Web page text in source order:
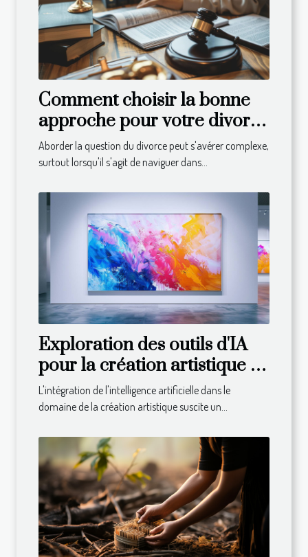
Comment choisir la bonne
approche pour votre divorce
en droit suisse
Aborder la question du divorce peut s'avérer complexe,
surtout lorsqu'il s'agit de naviguer dans...
Exploration des outils d'IA
pour la création artistique :
avantages et limites
L'intégration de l'intelligence artificielle dans le
domaine de la création artistique suscite un...